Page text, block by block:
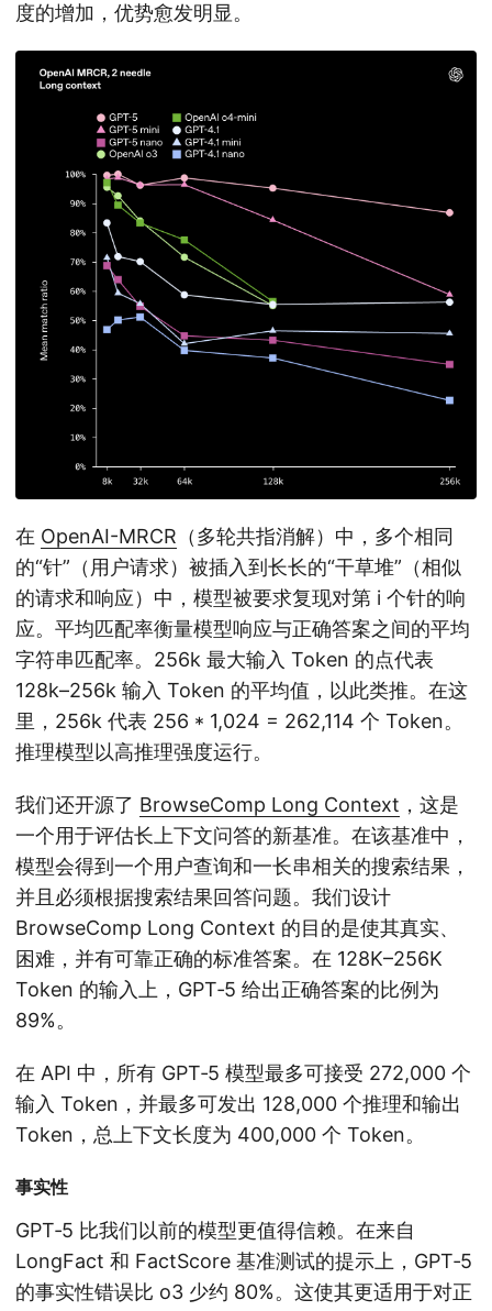
度的增加，优势愈发明显。
在 OpenAI-MRCR （多轮共指消解）中，多个相同
的“针”（用户请求）被插入到长长的“干草堆”（相似
的请求和响应）中，模型被要求复现对第 i 个针的响
应。平均匹配率衡量模型响应与正确答案之间的平均
字符串匹配率。256k 最大输入 Token 的点代表
128k–256k 输入 Token 的平均值，以此类推。在这
里，256k 代表 256 * 1,024 = 262,114 个 Token。
推理模型以高推理强度运行。
我们还开源了 BrowseComp Long Context ，这是
一个用于评估长上下文问答的新基准。在该基准中，
模型会得到一个用户查询和一长串相关的搜索结果，
并且必须根据搜索结果回答问题。我们设计
BrowseComp Long Context 的目的是使其真实、
困难，并有可靠正确的标准答案。在 128K–256K
Token 的输入上，GPT‑5 给出正确答案的比例为
89%。
在 API 中，所有 GPT‑5 模型最多可接受 272,000 个
输入 Token，并最多可发出 128,000 个推理和输出
Token，总上下文长度为 400,000 个 Token。
事实性
GPT‑5 比我们以前的模型更值得信赖。在来自
LongFact 和 FactScore 基准测试的提示上，GPT‑5
的事实性错误比 o3 少约 80%。这使其更适用于对正